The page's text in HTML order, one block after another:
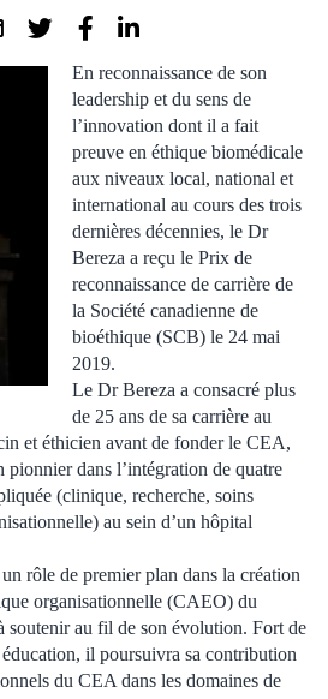
En reconnaissance de son
leadership et du sens de
l’innovation dont il a fait
preuve en éthique biomédicale
aux niveaux local, national et
international au cours des trois
dernières décennies, le Dr
Bereza a reçu le Prix de
reconnaissance de carrière de
la Société canadienne de
bioéthique (SCB) le 24 mai
2019.
Le Dr Bereza a consacré plus
de 25 ans de sa carrière au
et éthicien avant de fonder le CEA,
dans l’intégration de quatre
(clinique, recherche, soins
au sein d’un hôpital
rôle de premier plan dans la création
organisationnelle (CAEO) du
soutenir au fil de son évolution. Fort de
il poursuivra sa contribution
du CEA dans les domaines de